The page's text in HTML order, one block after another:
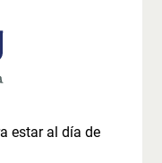
estar al día de